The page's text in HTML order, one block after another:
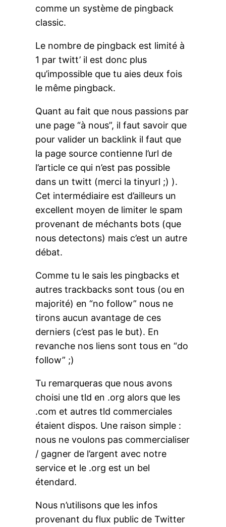
comme un système de pingback
classic.
Le nombre de pingback est limité à
1 par twitt’ il est donc plus
qu’impossible que tu aies deux fois
le même pingback.
Quant au fait que nous passions par
une page “à nous”, il faut savoir que
pour valider un backlink il faut que
la page source contienne l’url de
l’article ce qui n’est pas possible
dans un twitt (merci la tinyurl ;) ).
Cet intermédiaire est d’ailleurs un
excellent moyen de limiter le spam
provenant de méchants bots (que
nous detectons) mais c’est un autre
débat.
Comme tu le sais les pingbacks et
autres trackbacks sont tous (ou en
majorité) en “no follow” nous ne
tirons aucun avantage de ces
derniers (c’est pas le but). En
revanche nos liens sont tous en “do
follow” ;)
Tu remarqueras que nous avons
choisi une tld en .org alors que les
.com et autres tld commerciales
étaient dispos. Une raison simple :
nous ne voulons pas commercialiser
/ gagner de l’argent avec notre
service et le .org est un bel
étendard.
Nous n’utilisons que les infos
provenant du flux public de Twitter